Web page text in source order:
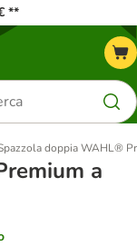
**
doppia WAHL®
a